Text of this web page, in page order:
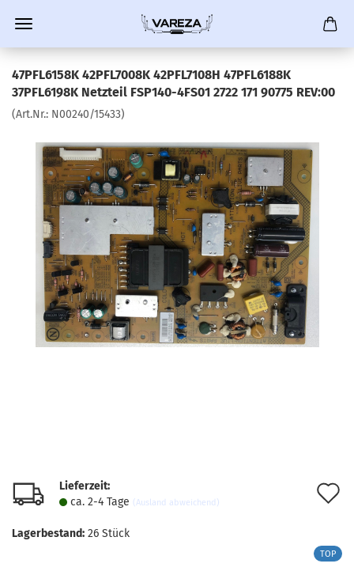
47PFL6158K 42PFL7008K 42PFL7108H 47PFL6188K
37PFL6198K Netzteil FSP140-4FS01 2722 171 90775 REV:00
(Art.Nr.: N00240/15433)
Lieferzeit:
ca. 2-4 Tage (Ausland abweichend)
Lagerbestand: 26 Stück
TOP